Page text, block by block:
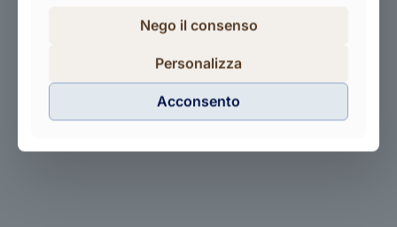
Come Raggiungerci
Nego il consenso
Personalizza
Acconsento